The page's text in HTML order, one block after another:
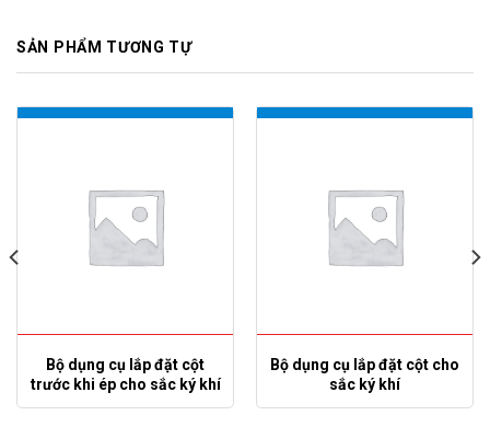
SẢN PHẨM TƯƠNG TỰ
Bộ dụng cụ lắp đặt cột
trước khi ép cho sắc ký khí
Bộ dụng cụ lắp đặt cột cho
sắc ký khí